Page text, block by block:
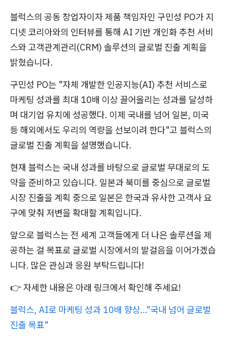
블럭스의 공동 창업자이자 제품 책임자인 구민성 PO가 지
디넷 코리아와의 인터뷰를 통해 AI 기반 개인화 추천 서비
스와 고객관계관리(CRM) 솔루션의 글로벌 진출 계획을
밝혔습니다.
구민성 PO는 "자체 개발한 인공지능(AI) 추천 서비스로
마케팅 성과를 최대 10배 이상 끌어올리는 성과를 달성하
며 대기업 유치에 성공했다. 이제 국내를 넘어 일본, 미국
등 해외에서도 우리의 역량을 선보이려 한다"고 블럭스의
글로벌 진출 계획을 설명했습니다.
현재 블럭스는 국내 성과를 바탕으로 글로벌 무대로의 도
약을 준비하고 있습니다. 일본과 북미를 중심으로 글로벌
시장 진출을 계획 중으로 일본은 한국과 유사한 고객사 요
구에 맞춰 저변을 확대할 계획입니다.
앞으로 블럭스는 전 세계 고객들에게 더 나은 솔루션을 제
공하는 걸 목표로 글로벌 시장에서의 발걸음을 이어가겠습
니다. 많은 관심과 응원 부탁드립니다!
👉 자세한 내용은 아래 링크에서 확인해 주세요!
블럭스, AI로 마케팅 성과 10배 향상…"국내 넘어 글로벌
진출 목표"